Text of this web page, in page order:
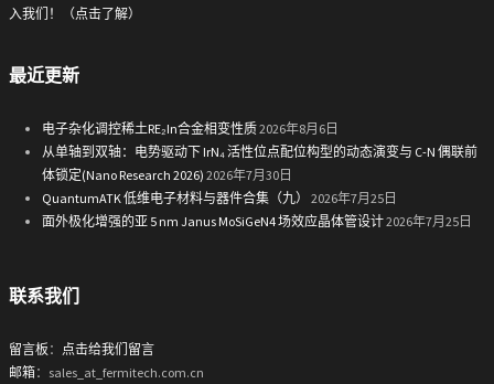
入我们！（点击了解）
最近更新
电子杂化调控稀土RE₂In合金相变性质2026年8月6日
从单轴到双轴：电势驱动下 IrN₄ 活性位点配位构型的动态演变与 C-N 偶联前
体锁定(Nano Research 2026) 2026年7月30日
QuantumATK 低维电子材料与器件合集（九）
2026年7月25日
面外极化增强的亚 5 nm Janus MoSiGeN4 场效应晶体管设计2026年7月25日
联系我们
留言板 ： 点击给我们留言
邮箱：sales_at_fermitech.com.cn